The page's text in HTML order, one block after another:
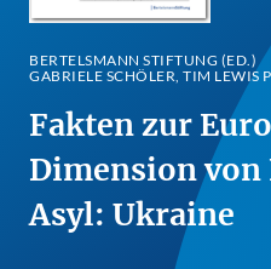
BERTELSMANN STIFTUNG (ED.)
GABRIELE SCHÖLER, TIM LEWIS
Fakten zur
Dimension von
Asyl: Ukraine